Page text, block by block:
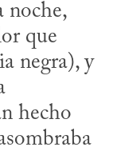
noche,
que
negra), y
hecho